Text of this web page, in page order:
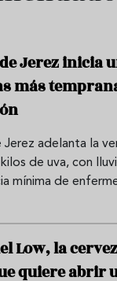
Jerez inicia
más
Jerez adelanta la
de uva, con
mínima de
Low, la
quiere abrir